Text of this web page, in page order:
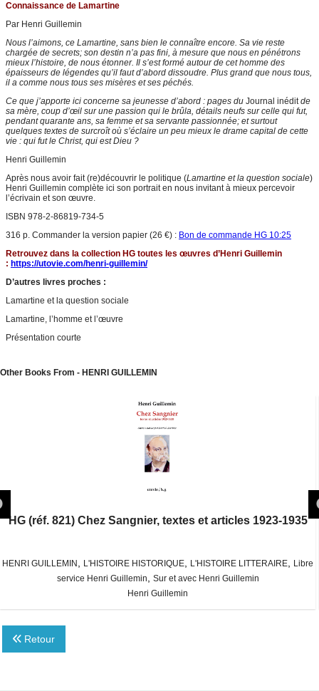
Connaissance de Lamartine
Par Henri Guillemin
Nous l’aimons, ce Lamartine, sans bien le connaître encore. Sa vie reste
chargée de secrets; son destin n’a pas fini, à mesure que nous en pénétrons
mieux l’histoire, de nous étonner. Il s’est formé autour de cet homme des
épaisseurs de légendes qu’il faut d’abord dissoudre. Plus grand que nous tous,
il a comme nous tous ses misères et ses péchés.
Ce que j’apporte ici concerne sa jeunesse d’abord : pages du Journal inéditde
sa mère, coup d’œil sur une passion qui le brûla, détails neufs sur celle qui fut,
pendant quarante ans, sa femme et sa servante passionnée; et surtout
quelques textes de surcroît où s’éclaire un peu mieux le drame capital de cette
vie : qui fut le Christ, qui est Dieu ?
Henri Guillemin
Après nous avoir fait (re)découvrir le politique (Lamartine et la question sociale)
Henri Guillemin complète ici son portrait en nous invitant à mieux percevoir
l’écrivain et son œuvre.
ISBN 978-2-86819-734-5
316 p. Commander la version papier (26 €) : Bon de commande HG 10:25
Retrouvez dans la collection HG toutes les œuvres d’Henri Guillemin
: https://utovie.com/henri-guillemin/
D’autres livres proches :
Lamartine et la question sociale
Lamartine, l’homme et l’œuvre
Présentation courte
Other Books From - HENRI GUILLEMIN
HG (réf. 821) Chez Sangnier, textes et articles 1923-1935
HENRI GUILLEMIN , L'HISTOIRE HISTORIQUE, L'HISTOIRE LITTERAIRE, Libre
service Henri Guillemin, Sur et avec Henri Guillemin
Henri Guillemin
Retour